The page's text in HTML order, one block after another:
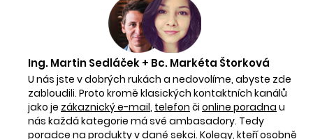
Ing. Martin Sedláček + Bc. Markéta Štorková
U nás jste v dobrých rukách a nedovolíme, abyste zde
zabloudili. Proto kromě klasických kontaktních kanálů
jako je zákaznický e-mail, telefon či online poradna u
nás každá kategorie má své ambasadory. Tedy
poradce na produkty v dané sekci. Kolegy, kteří osobně